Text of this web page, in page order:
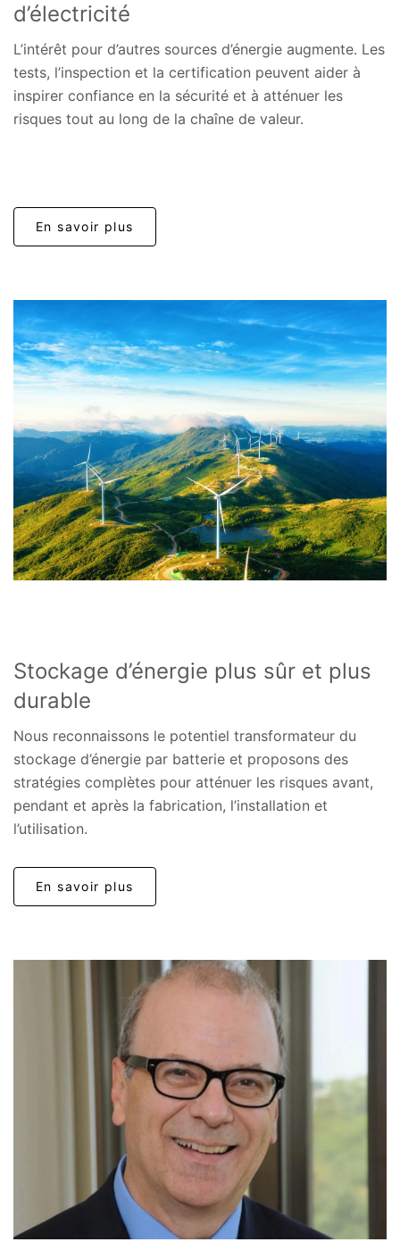
d’électricité
L’intérêt pour d’autres sources d’énergie augmente. Les
tests, l’inspection et la certification peuvent aider à
inspirer confiance en la sécurité et à atténuer les
risques tout au long de la chaîne de valeur.
En savoir plus
Stockage d’énergie plus sûr et plus
durable
Nous reconnaissons le potentiel transformateur du
stockage d’énergie par batterie et proposons des
stratégies complètes pour atténuer les risques avant,
pendant et après la fabrication, l’installation et
l’utilisation.
En savoir plus